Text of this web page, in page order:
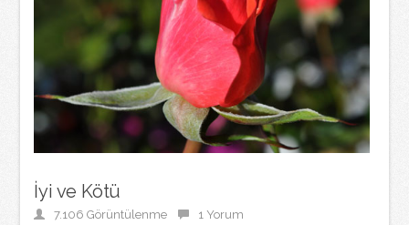
İyi ve Kötü
7.106 Görüntülenme
1 Yorum